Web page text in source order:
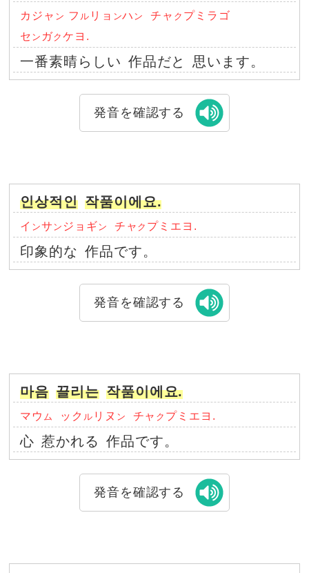
カジャ ン フ ル リョ ンハ ン チャ ク プミラゴ
セ ン ガクケヨ.
一番素晴らしい 作品だと 思います。
発音を確認する
인상적인 작품이에요.
イ ンサ ン ジョギン チャ ク プミエヨ.
印象的な 作品です。
発音を確認する
마음 끌리는 작품이에요.
マウ ム ック ル リヌ ン チャ ク プミエヨ.
心 惹かれる 作品です。
発音を確認する